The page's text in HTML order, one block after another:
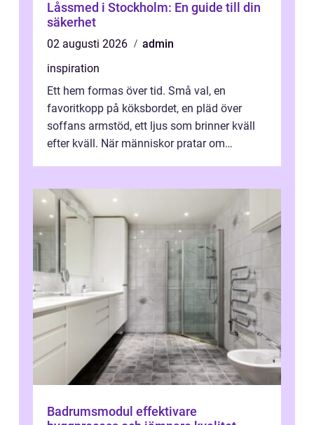
Låssmed i Stockholm: En guide till din
säkerhet
02 augusti 2026
admin
inspiration
Ett hem formas över tid. Små val, en
favoritkopp på köksbordet, en pläd över
soffans armstöd, ett ljus som brinner kväll
efter kväll. När människor pratar om
Badrumsmodul effektivare